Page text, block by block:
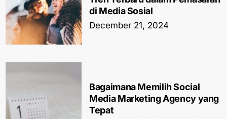
di Media Sosial
December 21, 2024
Bagaimana Memilih Social
Media Marketing Agency yang
Tepat